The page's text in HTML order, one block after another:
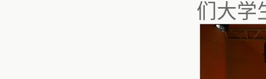
们大学